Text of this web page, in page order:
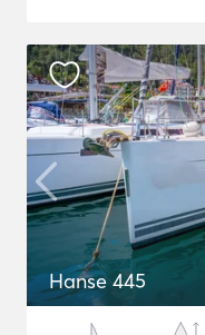
Hanse 445